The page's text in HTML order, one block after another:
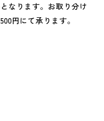
なります。お取り分け
円にて承ります。